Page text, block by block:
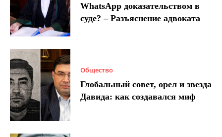
WhatsApp доказательством в
суде? – Разъяснение адвоката
Общество
Глобальный совет, орел и звезда
Давида: как создавался миф